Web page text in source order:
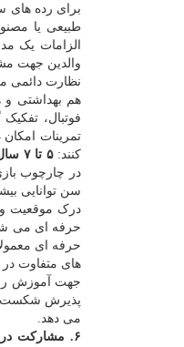
برای رده
طبیعی یا
الزامات یک
والدین جهت
نظارت دائمی
هم بهداشتی و
فوتبال،
تمرینات
کنند:۵ تا ۷ سال (رده نونهالان مبتدی):
در چارچوب
سن توانایی
درک موقعیت
حرفه ای می
حرفه ای
های متفاوت
جهت آموزش
پذیرش شکست
می دهد.
۶. مشارکت در رقابتهای رسمی